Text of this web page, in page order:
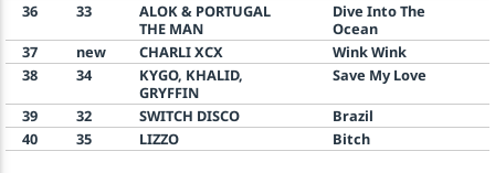
36 33
ALOK & PORTUGAL
THE MAN
Dive Into The
Ocean
37
new CHARLI XCX
Wink Wink
38
34
KYGO, KHALID,
GRYFFIN
Save My Love
39 32 SWITCH DISCO
Brazil
40
35 LIZZO Bitch